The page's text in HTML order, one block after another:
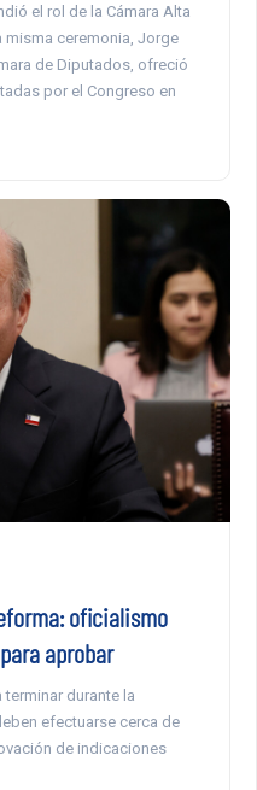
el rol de la Cámara Alta
ceremonia, Jorge
de Diputados, ofreció
por el Congreso en
oficialismo
aprobar
durante la
efectuarse cerca de
de indicaciones